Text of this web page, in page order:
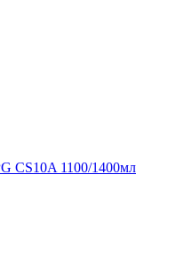
CS10A 1100/1400мл